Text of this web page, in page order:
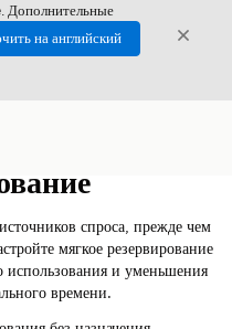
Дополнительные
на английский
спроса, прежде чем
мягкое резервирование
использования и уменьшения
времени.